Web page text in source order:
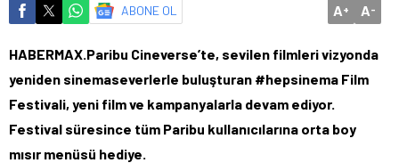
ABONE OL A+ A-
HABERMAX.Paribu Cineverse’te, sevilen filmleri vizyonda
yeniden sinemaseverlerle buluşturan #hepsinema Film
Festivali, yeni film ve kampanyalarla devam ediyor.
Festival süresince tüm Paribu kullanıcılarına orta boy
mısır menüsü hediye.